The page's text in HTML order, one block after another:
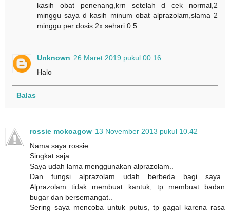
kasih obat penenang,krn setelah d cek normal,2
minggu saya d kasih minum obat alprazolam,slama 2
minggu per dosis 2x sehari 0.5.
Unknown 26 Maret 2019 pukul 00.16
Halo
Balas
rossie mokoagow 13 November 2013 pukul 10.42
Nama saya rossie
Singkat saja
Saya udah lama menggunakan alprazolam..
Dan fungsi alprazolam udah berbeda bagi saya..
Alprazolam tidak membuat kantuk, tp membuat badan
bugar dan bersemangat..
Sering saya mencoba untuk putus, tp gagal karena rasa